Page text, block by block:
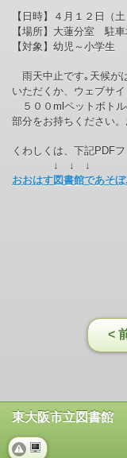
【 日時】 ４月１２日（土
【場所】大蓮分室 駐
【対象 】 幼児～小学生
雨天中止です｡天候が
いただくか、ウェブサイ
５００mlペットボト
部分をお持ちください
くわしくは、下記PDF
↓ ↓ ↓
おおはす図書館であそ
<
東大阪市立図書館